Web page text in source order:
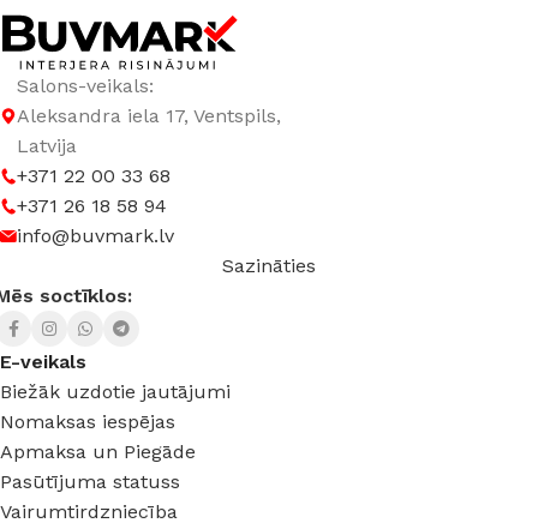
Salons-veikals:
Aleksandra iela 17, Ventspils,
Latvija
+371 22 00 33 68
+371 26 18 58 94
info@buvmark.lv
Sazināties
soctīklos:
E-veikals
Biežāk uzdotie jautājumi
Nomaksas iespējas
Apmaksa un Piegāde
Pasūtījuma statuss
Vairumtirdzniecība